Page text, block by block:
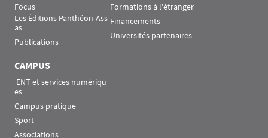
Focus
Les Éditions Panthéon-Ass
as
Publications
Formations à l'étranger
Financements
Universités partenaires
CAMPUS
es
Campus pratique
Sport
Associations